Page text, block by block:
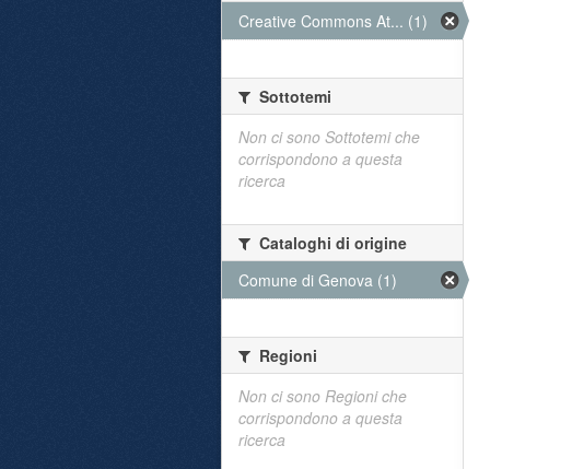
Creative Commons At... (1)
Sottotemi
Non ci sono Sottotemi che
corrispondono a questa
ricerca
Cataloghi di origine
Comune di Genova (1)
Regioni
Non ci sono Regioni che
corrispondono a questa
ricerca